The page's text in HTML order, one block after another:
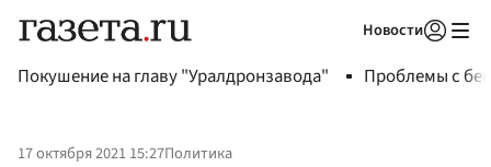
Новости
Покушение на главу "Уралдронзавода" Проблемы с
17 октября 2021 15:27Политика